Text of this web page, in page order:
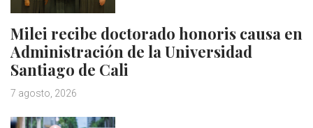
Milei recibe doctorado honoris causa en
Administración de la Universidad
Santiago de Cali
7 agosto, 2026